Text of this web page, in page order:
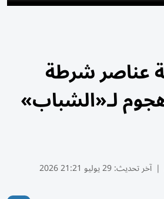
عناصر شرطة
لـ«الشباب»
| آخر تحديث:29 يوليو 21:21 2026